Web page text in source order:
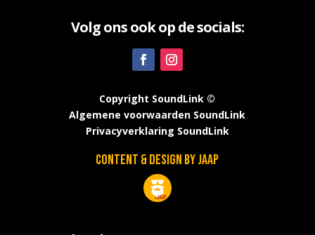
Volg ons ook op de socials:
Copyright SoundLink ©
Algemene voorwaarden SoundLink
Privacyverklaring SoundLink
Content & design by JAAP